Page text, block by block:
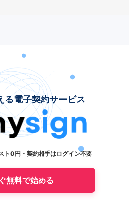
る電子契約サービス
ト0円・契約相手はログイン不要
無料で始める